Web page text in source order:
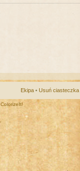
Ekipa • Usuń ciasteczka
ColorizeIt!